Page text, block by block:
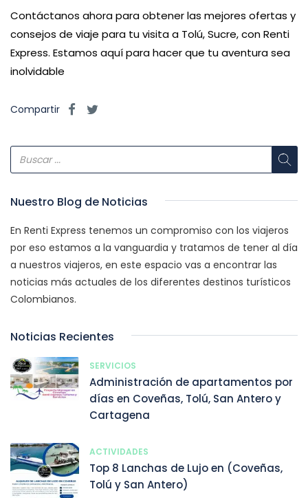
Contáctanos ahora para obtener las mejores ofertas y
consejos de viaje para tu visita a Tolú, Sucre, con Renti
Express. Estamos aquí para hacer que tu aventura sea
inolvidable
Compartir
Nuestro Blog de Noticias
En Renti Express tenemos un compromiso con los viajeros
por eso estamos a la vanguardia y tratamos de tener al día
a nuestros viajeros, en este espacio vas a encontrar las
noticias más actuales de los diferentes destinos turísticos
Colombianos.
Noticias Recientes
SERVICIOS
Administración de apartamentos por
días en Coveñas, Tolú, San Antero y
Cartagena
ACTIVIDADES
Top 8 Lanchas de Lujo en (Coveñas,
Tolú y San Antero)